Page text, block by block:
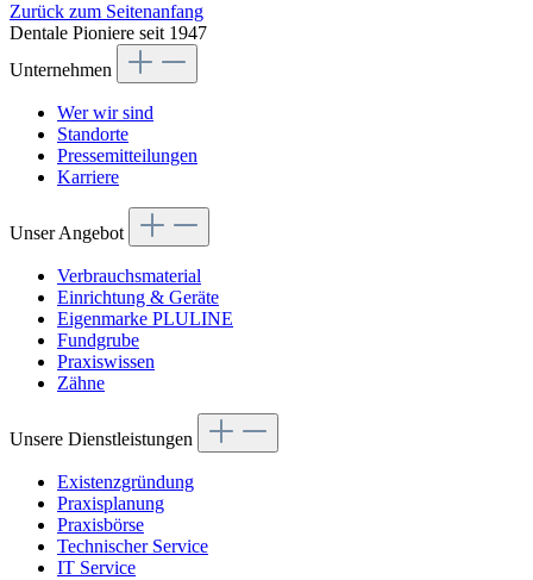
Zurück zum Seitenanfang
Dentale Pioniere seit 1947
Unternehmen
Wer wir sind
Standorte
Pressemitteilungen
Karriere
Unser Angebot
Verbrauchsmaterial
Einrichtung & Geräte
Eigenmarke PLULINE
Fundgrube
Praxiswissen
Zähne
Unsere Dienstleistungen
Existenzgründung
Praxisplanung
Praxisbörse
Technischer Service
IT Service